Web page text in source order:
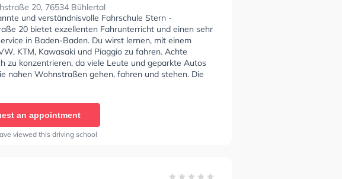
20
20, 76534 Bühlertal
und verständnisvolle Fahrschule Stern -
20 bietet exzellenten Fahrunterricht und einen sehr
in Baden-Baden. Du wirst lernen, mit einem
KTM, Kawasaki und Piaggio zu fahren. Achte
zu konzentrieren, da viele Leute und geparkte Autos
nahen Wohnstraßen gehen, fahren und stehen. Die
bietet Exzellente Bedingungen um deine Klasse A1,
C1E, Klasse C, Klasse CE, Klasse L, Klasse T
- Prüfbescheinigung zu erhalten. In der Fahrschule
20 Sie können einen Termin online
an appointment
viewed this driving school